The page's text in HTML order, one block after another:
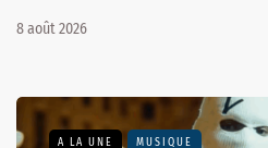
8 août 2026
A LA UNE MUSIQUE